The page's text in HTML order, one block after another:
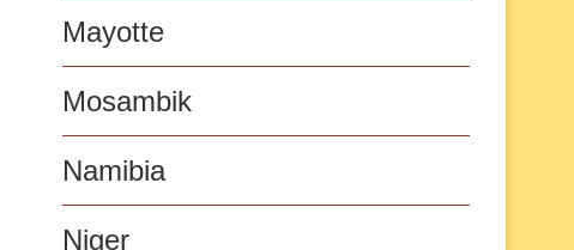
Mayotte
Mosambik
Namibia
Niger